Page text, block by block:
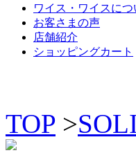
ワイス・ワイスにつ
お客さまの声
店舗紹介
ショッピングカート
TOP >